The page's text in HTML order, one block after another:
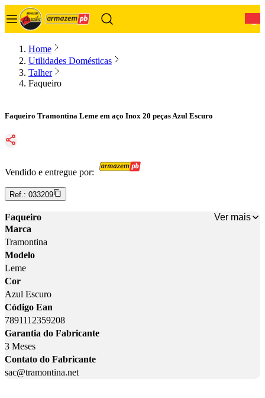
Home
Utilidades Domésticas
Talher
Faqueiro
Faqueiro Tramontina Leme em aço Inox 20 peças Azul Escuro
Vendido e entregue por:
Ref.: 033209
Faqueiro
Ver mais
Marca
Tramontina
Modelo
Leme
Cor
Azul Escuro
Código Ean
7891112359208
Garantia do Fabricante
3 Meses
Contato do Fabricante
sac@tramontina.net